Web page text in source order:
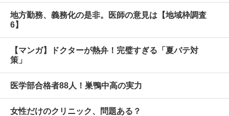
地方勤務、義務化の是非。医師の意見は【地域枠調査
6】
【マンガ】ドクターが熱弁！完璧すぎる「夏バテ対
策」
医学部合格者88人！巣鴨中高の実力
女性だけのクリニック、問題ある？